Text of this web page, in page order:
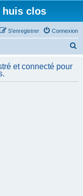
huis clos
Connexion
S’enregistrer
h
et connecté pour